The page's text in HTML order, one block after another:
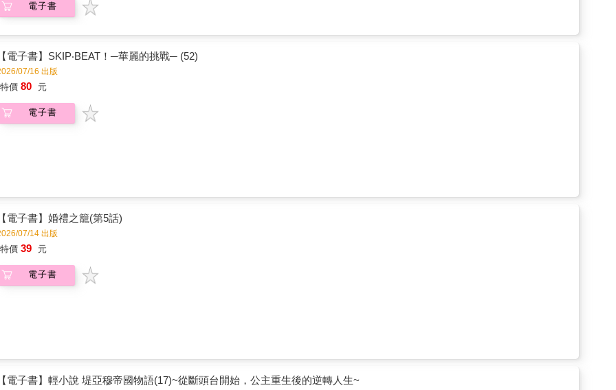
電子書
電子書】SKIP‧BEAT！─華麗的挑戰─ (52)
07/16 出版
特價 80 元
電子書
電子書】婚禮之籠(第5話)
07/14 出版
特價 39 元
電子書
電子書】輕小說 堤亞穆帝國物語(17)~從斷頭台開始，公主重生後的逆轉人生~